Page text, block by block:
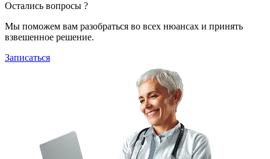
Остались вопросы ?
Мы поможем вам разобраться во всех нюансах и принять
взвешенное решение.
Записаться